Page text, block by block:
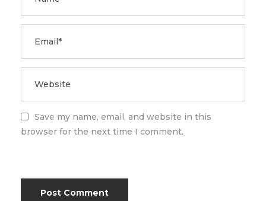
Save my name, email, and website in this
browser for the next time I comment.